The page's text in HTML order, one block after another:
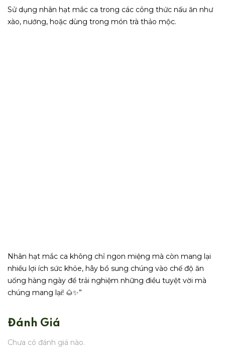
Sử dụng nhân hạt mắc ca trong các công thức nấu ăn như
xào, nướng, hoặc dùng trong món trà thảo mộc.
Nhân hạt mắc ca không chỉ ngon miệng mà còn mang lại
nhiều lợi ích sức khỏe, hãy bổ sung chúng vào chế độ ăn
uống hàng ngày để trải nghiệm những điều tuyệt vời mà
chúng mang lại! 🌰✨”
Đánh Giá
Chưa có đánh giá nào.